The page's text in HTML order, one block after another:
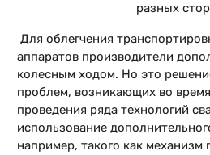
разных
Для облегчения
аппаратов производители
колесным ходом. Но это
проблем, возникающих во
проведения ряда технологий
использование
например, такого как